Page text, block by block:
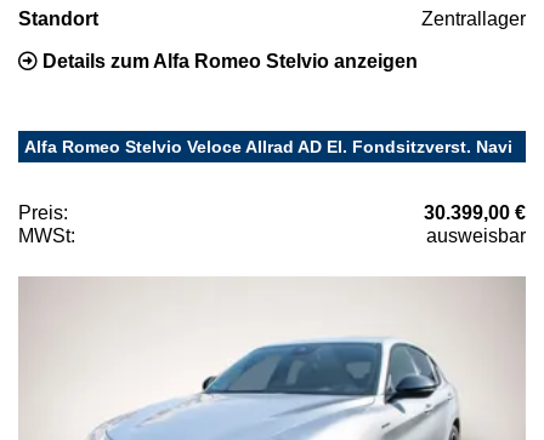
Standort Zentrallager
Details zum Alfa Romeo Stelvio anzeigen
Alfa Romeo Stelvio Veloce Allrad AD El. Fondsitzverst. Navi
Preis:
30.399,00 €
MWSt:
ausweisbar